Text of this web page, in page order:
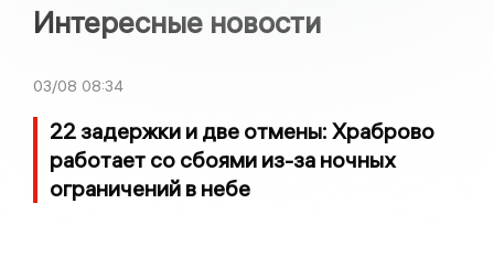
Интересные новости
03/08 08:34
22 задержки и две отмены: Храброво
работает со сбоями из-за ночных
ограничений в небе